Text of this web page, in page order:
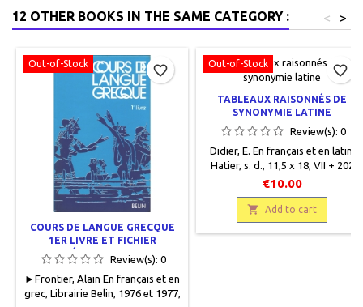
12 OTHER BOOKS IN THE SAME CATEGORY : >
<
Out-of-Stock
COURS DE LANGUE GRECQUE
1ER LIVRE ET FICHIER
PÉDAGOGIQUE
Review(s): 0
► Frontier, Alain En français et en
grec, Librairie Belin, 1976 et 1977,
favorite_border Out-of-Stock
TABLEAUX RAISONNÉS DE
SYNONYMIE LATINE
Review(s): 0
Didier, E. En français et en latin,
Hatier, s. d., 11,5 x 18, VII + 202
pages, relié, occasion. Bon état,
demi toilé gris, pièce de titre
papier sur dos, plats cartonnés
assortis, papier jauni, quelques
annotations discrètes.
€10.00
 Add to cart
favorite_border